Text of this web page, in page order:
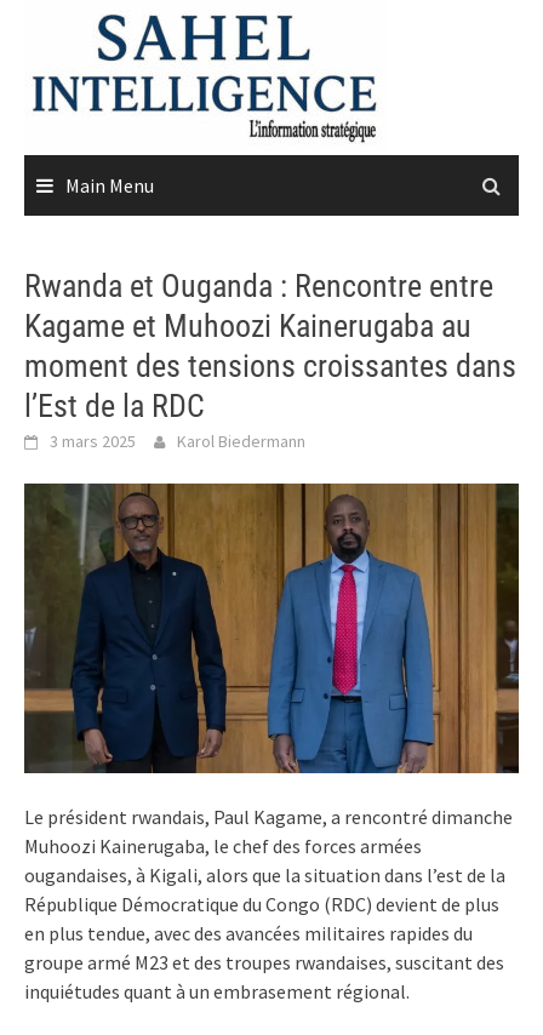
content
Main Menu
Rwanda et Ouganda : Rencontre entre
Kagame et Muhoozi Kainerugaba au
moment des tensions croissantes dans
l’Est de la RDC
3 mars 2025 Karol Biedermann
Le président rwandais, Paul Kagame, a rencontré dimanche
Muhoozi Kainerugaba, le chef des forces armées
ougandaises, à Kigali, alors que la situation dans l’est de la
République Démocratique du Congo (RDC) devient de plus
en plus tendue, avec des avancées militaires rapides du
groupe armé M23 et des troupes rwandaises, suscitant des
inquiétudes quant à un embrasement régional.